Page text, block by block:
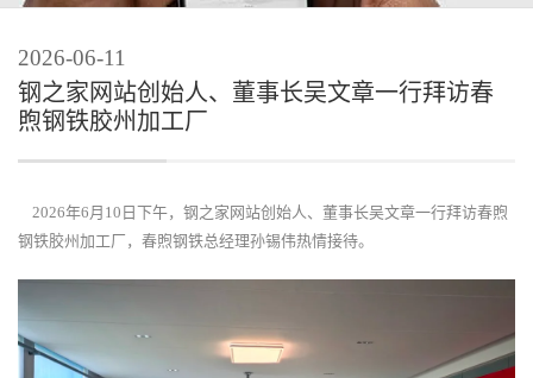
2026-06-11
钢之家网站创始人、董事长吴文章一行拜访春
煦钢铁胶州加工厂
2026年6月10日下午，钢之家网站创始人、董事长吴文章一行拜访春煦
钢铁胶州加工厂，春煦钢铁总经理孙锡伟热情接待。